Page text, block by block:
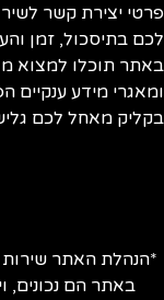
יצירת קשר
בתיסכול, זמן
תוכלו למצוא
מידע ענקיים
מאחל לכם
האתר שירות
באתר הם נכונים,